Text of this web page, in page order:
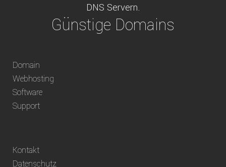
DNS Servern.
Günstige Domains
weltweit verfügbare Domains inklusive
Vorkasse oder über ein andere verfügbare
Domain
Webhosting
Software
Support
Kontakt
Datenschutz